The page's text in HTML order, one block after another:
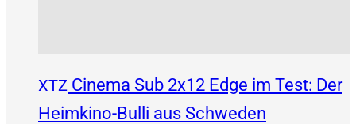
XTZ Cinema Sub 2x12 Edge im Test: Der
Heimkino-Bulli aus Schweden